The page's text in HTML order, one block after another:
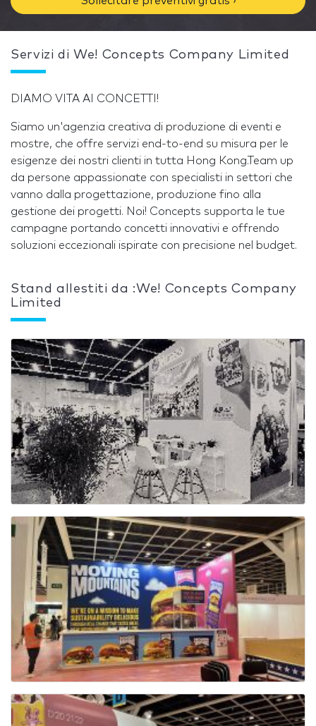
Servizi di We! Concepts Company Limited
DIAMO VITA AI CONCETTI!
Siamo un'agenzia creativa di produzione di eventi e
mostre, che offre servizi end-to-end su misura per le
esigenze dei nostri clienti in tutta Hong Kong.Team up
da persone appassionate con specialisti in settori che
vanno dalla progettazione, produzione fino alla
gestione dei progetti. Noi! Concepts supporta le tue
campagne portando concetti innovativi e offrendo
soluzioni eccezionali ispirate con precisione nel budget.
Stand allestiti da :We! Concepts Company
Limited